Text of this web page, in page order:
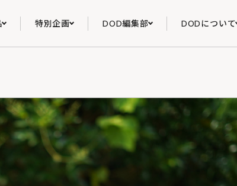
特別企画 DOD編集部 DODについて